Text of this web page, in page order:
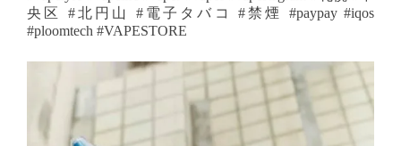
央区 #北円山 #電子タバコ #禁煙 #paypay #iqos
#ploomtech #VAPESTORE